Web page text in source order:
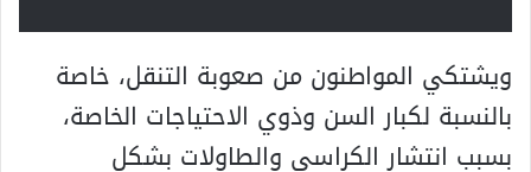
ويشتكي المواطنون من صعوبة التنقل، خاصة
بالنسبة لكبار السن وذوي الاحتياجات الخاصة،
بسبب انتشار الكراسي والطاولات بشكل